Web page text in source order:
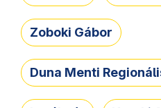
Zoboki Gábor
Duna Menti